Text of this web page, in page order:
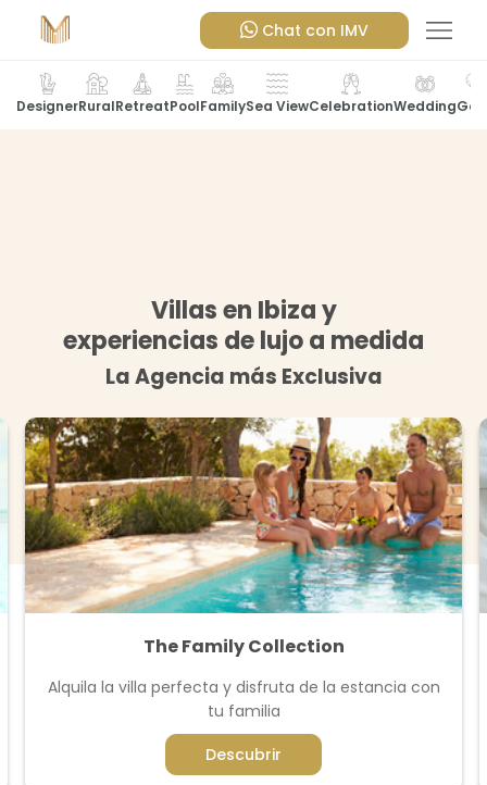
Chat con IMV
DesignerRuralRetreatPoolFamilySea ViewCelebrationWeddingGolf
Villas en Ibiza y
experiencias de lujo a medida
La Agencia más Exclusiva
The Family Collection
Alquila la villa perfecta y disfruta de la estancia con
tu familia
Descubrir